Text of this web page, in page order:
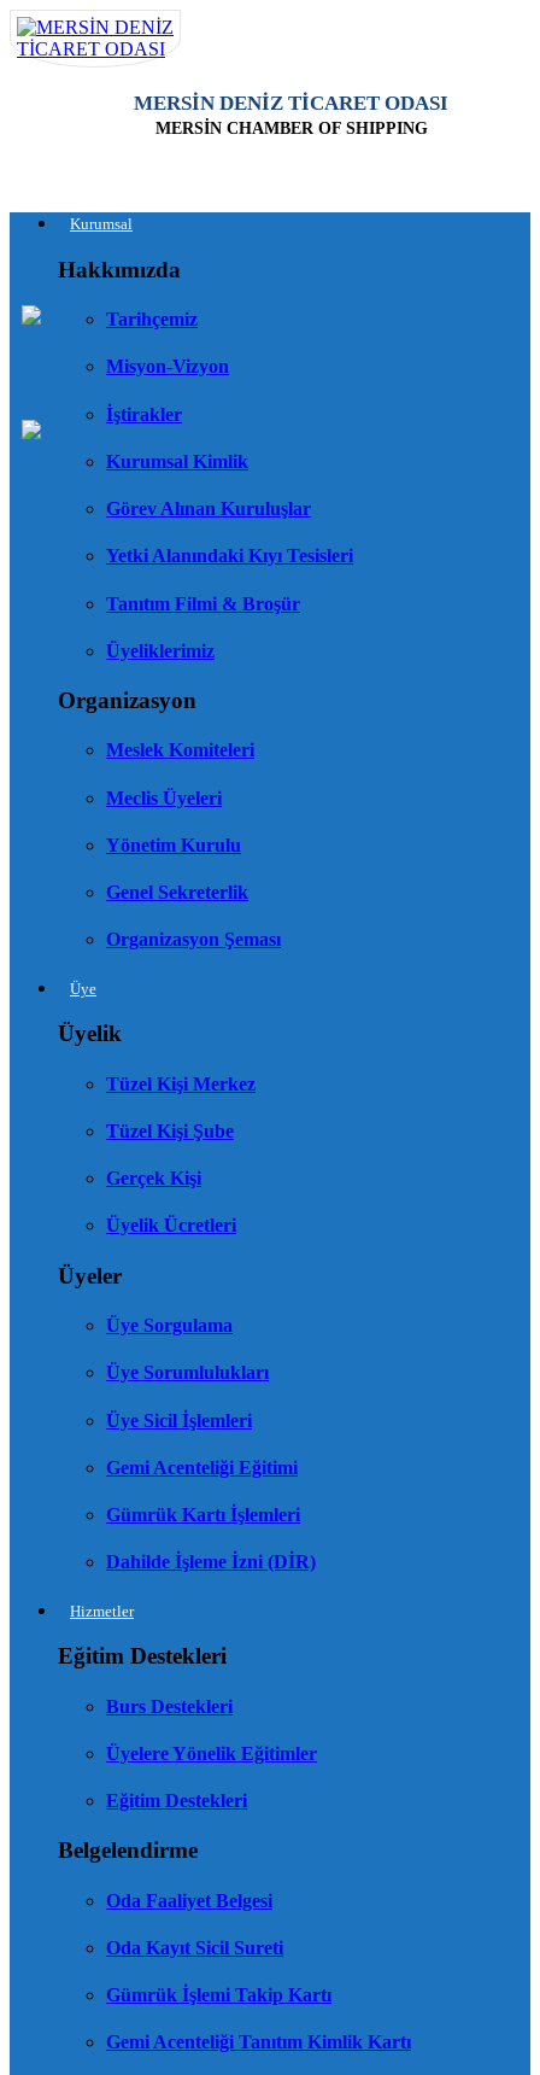
MERSİN DENİZ TİCARET ODASI
MERSİN CHAMBER OF SHIPPING
Kurumsal
Hakkımızda
Tarihçemiz
Misyon-Vizyon
İştirakler
Kurumsal Kimlik
Görev Alınan Kuruluşlar
Yetki Alanındaki Kıyı Tesisleri
Tanıtım Filmi & Broşür
Üyeliklerimiz
Organizasyon
Meslek Komiteleri
Meclis Üyeleri
Yönetim Kurulu
Genel Sekreterlik
Organizasyon Şeması
Üye
Üyelik
Tüzel Kişi Merkez
Tüzel Kişi Şube
Gerçek Kişi
Üyelik Ücretleri
Üyeler
Üye Sorgulama
Üye Sorumlulukları
Üye Sicil İşlemleri
Gemi Acenteliği Eğitimi
Gümrük Kartı İşlemleri
Dahilde İşleme İzni (DİR)
Hizmetler
Eğitim Destekleri
Burs Destekleri
Üyelere Yönelik Eğitimler
Eğitim Destekleri
Belgelendirme
Oda Faaliyet Belgesi
Oda Kayıt Sicil Sureti
Gümrük İşlemi Takip Kartı
Gemi Acenteliği Tanıtım Kimlik Kartı